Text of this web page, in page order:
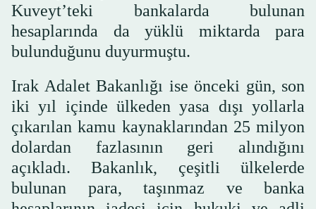
Kuveyt’teki bankalarda bulunan
hesaplarında da yüklü miktarda para
bulunduğunu duyurmuştu.
Irak Adalet Bakanlığı ise önceki gün, son
iki yıl içinde ülkeden yasa dışı yollarla
çıkarılan kamu kaynaklarından 25 milyon
dolardan fazlasının geri alındığını
açıkladı. Bakanlık, çeşitli ülkelerde
bulunan para, taşınmaz ve banka